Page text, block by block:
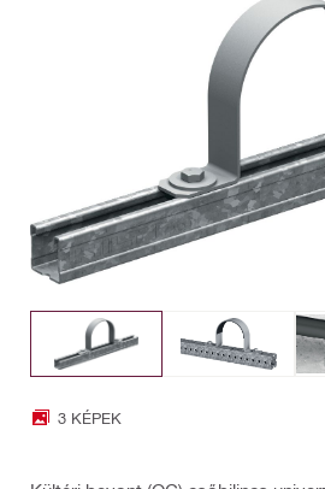
3 KÉPEK